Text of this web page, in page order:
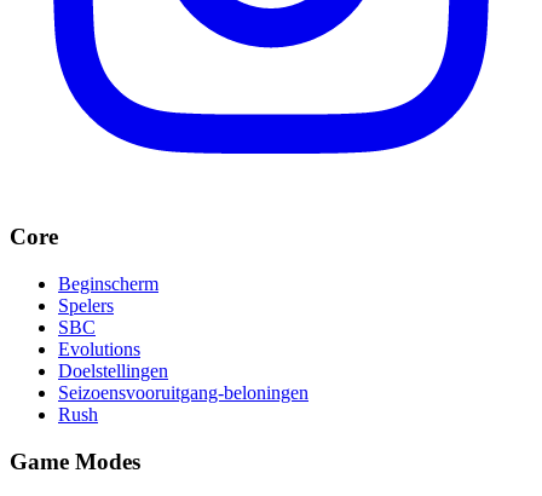
Core
Beginscherm
Spelers
SBC
Evolutions
Doelstellingen
Seizoensvooruitgang-beloningen
Rush
Game Modes